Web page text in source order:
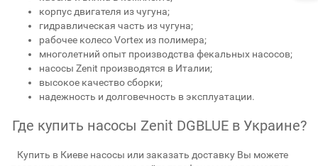
корпус двигателя из чугуна;
гидравлическая часть из чугуна;
рабочее колесо Vortex из полимера;
многолетний опыт производства фекальных насосов;
насосы Zenit производятся в Италии;
высокое качество сборки;
надежность и долговечность в эксплуатации.
Где купить насосы Zenit DGBLUE в Украине?
Купить в Киеве насосы или заказать доставку Вы можете